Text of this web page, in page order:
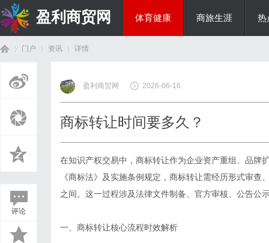
盈利商贸网 体育健康 商旅生涯 热
门户 资讯
›
详情
评论
盈利商贸网 2026-06-16
商标转让时间要多久？
在知识产权交易中， 商标转让作为企业资产重组、品牌
《商标法》及实施条例规定，商标转让需经历形式审
之间。这一过程涉及法律文件制备、官方审核、公告公
一、商标转让核心流程时效解析